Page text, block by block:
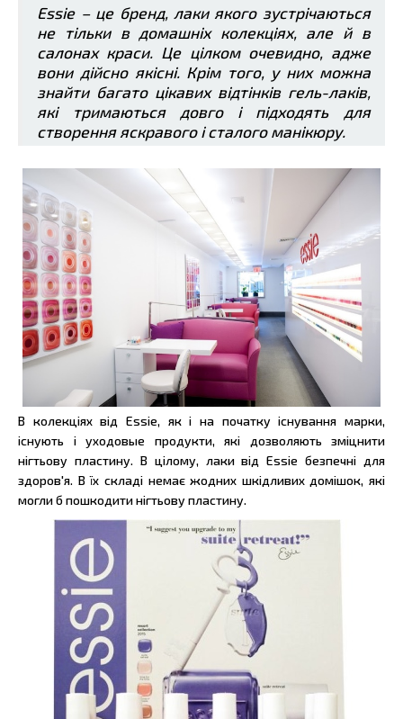
Еѕѕіе – це бренд, лаки якого зустрічаються
не тільки в домашніх колекціях, але й в
салонах краси. Це цілком очевидно, адже
вони дійсно якісні. Крім того, у них можна
знайти багато цікавих відтінків гель-лаків,
які тримаються довго і підходять для
створення яскравого і сталого манікюру.
В колекціях від Essie, як і на початку існування марки,
існують і уходовые продукти, які дозволяють зміцнити
нігтьову пластину. В цілому, лаки від Essie безпечні для
здоров'я. В їх складі немає жодних шкідливих домішок, які
могли б пошкодити нігтьову пластину.